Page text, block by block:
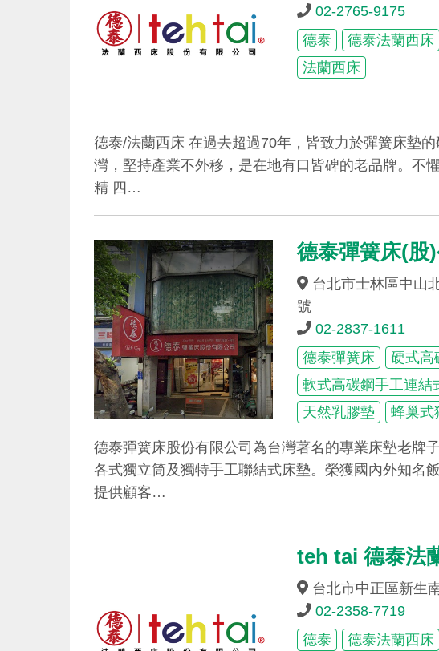
02-2765-9175
德泰
德泰法蘭西床
法蘭西床
德泰/法蘭西床 在過去超過70年，皆致力於彈簧床墊
灣，堅持產業不外移，是在地有口皆碑的老品牌。不
精 四…
德泰彈簧床(股
台北市士林區中山
號
02-2837-1611
德泰彈簧床
硬式高
軟式高碳鋼手工連結
天然乳膠墊
蜂巢式
德泰彈簧床股份有限公司為台灣著名的專業床墊老牌
各式獨立筒及獨特手工聯結式床墊。榮獲國內外知名
提供顧客…
teh tai 德泰法
台北市中正區新生
02-2358-7719
德泰
德泰法蘭西床